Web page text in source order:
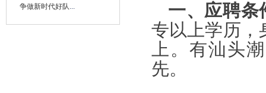
争做新时代好队...
一、应聘条
专以上学历，
上。有汕头
先。